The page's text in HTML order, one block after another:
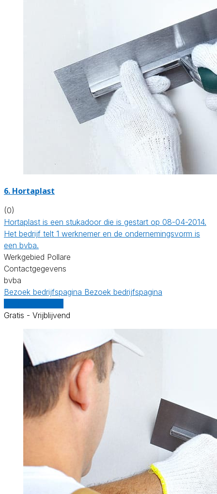
6. Hortaplast
(0)
Hortaplast is een stukadoor die is gestart op 08-04-2014.
Het bedrijf telt 1 werknemer en de ondernemingsvorm is
een bvba.
Werkgebied Pollare
Contactgegevens
bvba
Bezoek bedrijfspagina Bezoek bedrijfspagina
Gratis - Vrijblijvend